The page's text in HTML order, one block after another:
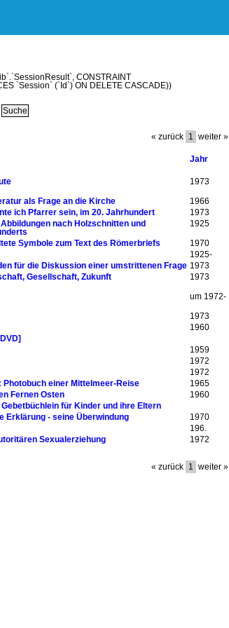
CONSTRAINT
`Session` (`Id`) ON DELETE CASCADE))
« zurück 1 weiter »
Jahr
1973
als Frage an die Kirche
1966
ich Pfarrer sein, im 20. Jahrhundert
1973
nach Holzschnitten und
1925
Symbole zum Text des Römerbriefs
1970
1925-
für die Diskussion einer umstrittenen Frage 1973
Gesellschaft, Zukunft 1973
um 1972-
1973
1960
1959
1972
1972
Photobuch einer Mittelmeer-Reise
1965
Fernen Osten
1960
für Kinder und ihre Eltern
Erklärung - seine Überwindung
1970
196.
Sexualerziehung 1972
« zurück 1 weiter »